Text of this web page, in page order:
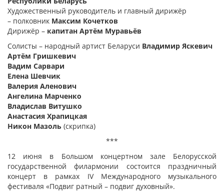
Художественный руководитель и главный дирижёр
– полковник Максим Кочетков
Дирижёр – капитан Артём Муравьёв
Солисты – народный артист Беларуси Владимир Яскевич
Артём Гришкевич
Вадим Сарвари
Елена Шевчик
Валерия Аленович
Ангелина Марченко
Владислав Витушко
Анастасия Храпицкая
Никон Мазоль (скрипка)
***
12 июня в Большом концертном зале Белорусской
государственной филармонии состоится праздничный
концерт в рамках IV Международного музыкального
фестиваля «Подвиг ратный – подвиг духовный».